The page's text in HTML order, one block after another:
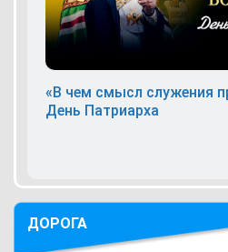
«В чем смысл служения
День Патриарха
ДОРОГА